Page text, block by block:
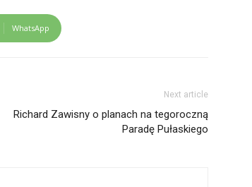
WhatsApp
Next article
Richard Zawisny o planach na tegoroczną
Paradę Pułaskiego